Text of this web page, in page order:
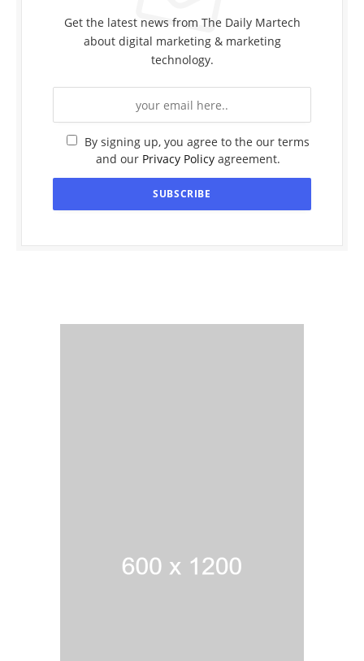
Get the latest news from The Daily Martech
about digital marketing & marketing
technology.
By signing up, you agree to the our terms
and our Privacy Policyagreement.